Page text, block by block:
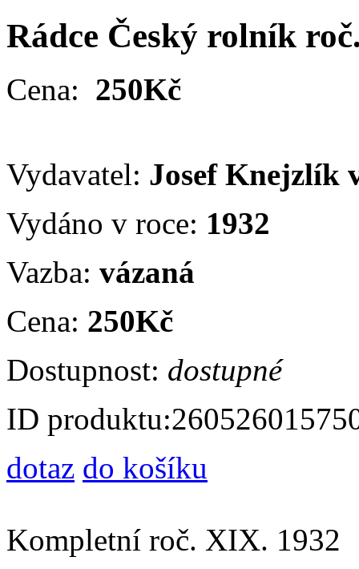
Rádce Český rolník
Cena: 250Kč
Vydavatel: Josef Knejzlík
Vydáno v roce: 1932
Vazba: vázaná
Cena: 250Kč
Dostupnost: dostupné
ID produktu:
dotaz do košíku
Kompletní roč. XIX. 1932